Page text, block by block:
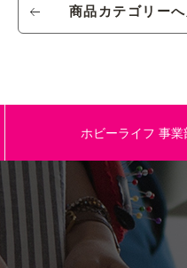
商品カテゴリーへ
ホビーライフ 事業